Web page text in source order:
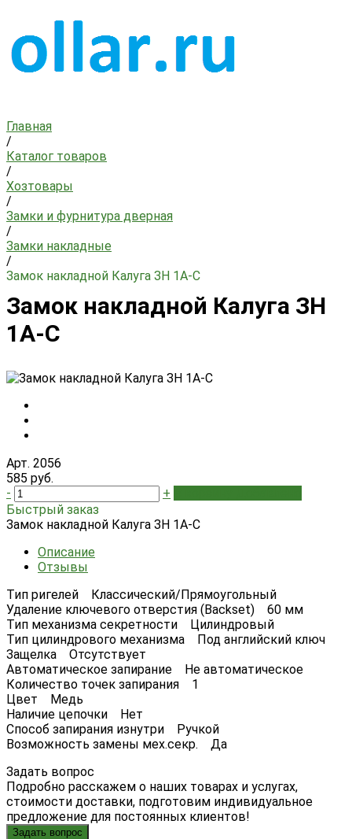
Главная
/
Каталог товаров
/
Хозтовары
/
Замки и фурнитура дверная
/
Замки накладные
/
Замок накладной Калуга ЗН 1А-С
Замок накладной Калуга ЗН
1А-С
Арт. 2056
585 руб.
-
+
Быстрый заказ
Замок накладной Калуга ЗН 1А-С
Описание
Отзывы
Тип ригелей Классический/Прямоугольный
Удаление ключевого отверстия (Backset) 60 мм
Тип механизма секретности Цилиндровый
Тип цилиндрового механизма Под английский ключ
Защелка Отсутствует
Автоматическое запирание Не автоматическое
Количество точек запирания 1
Цвет Медь
Наличие цепочки Нет
Способ запирания изнутри Ручкой
Возможность замены мех.секр. Да
Задать вопрос
Подробно расскажем о наших товарах и услугах,
стоимости доставки, подготовим индивидуальное
предложение для постоянных клиентов!
Задать вопрос